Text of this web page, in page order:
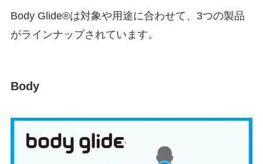
Body Glide®は対象や用途に合わせて、3つの製品
がラインナップされています。
Body